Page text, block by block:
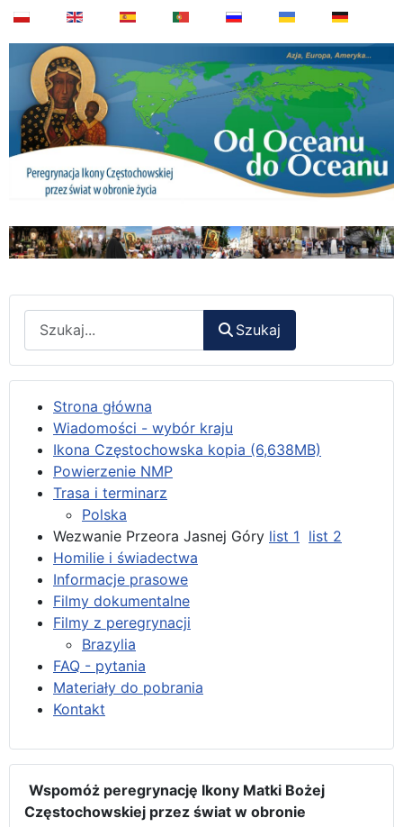
Szukaj
Strona główna
Wiadomości - wybór kraju
Ikona Częstochowska kopia (6,638MB)
Powierzenie NMP
Trasa i terminarz
Polska
Wezwanie Przeora Jasnej Góry list 1 list 2
Homilie i świadectwa
Informacje prasowe
Filmy dokumentalne
Filmy z peregrynacji
Brazylia
FAQ - pytania
Materiały do pobrania
Kontakt
Wspomóż peregrynację Ikony Matki Bożej
Częstochowskiej przez świat w obronie